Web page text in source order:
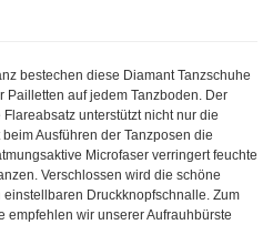
bestechen diese Diamant Tanzschuhe
Pailletten auf jedem Tanzboden. Der
unterstützt nicht nur die
Ausführen der Tanzposen die
Microfaser verringert feuchte
Verschlossen wird die schöne
Druckknopfschnalle. Zum
wir unserer Aufrauhbürste